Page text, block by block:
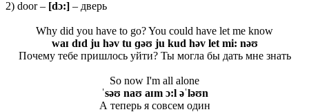
2) door – [dɔ:] – дверь
Why did you have to go? You could have let me know
waɪ dɪd ju həv tu ɡəʊ ju kud həv let mi: nəʊ
Почему тебе пришлось уйти? Ты могла бы дать мне знать
So now I'm all alone
ˈsəʊ naʊ aɪm ɔ:l əˈləʊn
А теперь я совсем один